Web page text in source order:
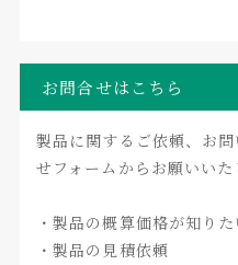
お問合せはこちら
製品に関するご依頼、お
せフォームからお願いいた
・製品の概算価格が知りた
・製品の見積依頼